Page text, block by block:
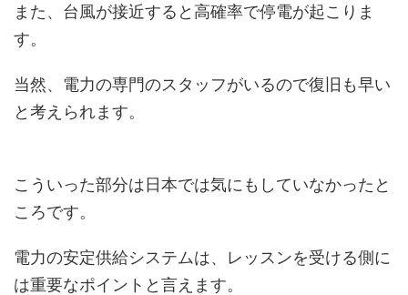
また、台風が接近すると高確率で停電が起こりま
す。
当然、電力の専門のスタッフがいるので復旧も早い
と考えられます。
こういった部分は日本では気にもしていなかったと
ころです。
電力の安定供給システムは、レッスンを受ける側に
は重要なポイントと言えます。